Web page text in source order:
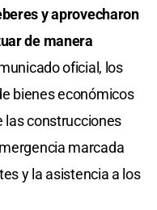
y aprovecharon
de manera
oficial, los
bienes económicos
las construcciones
marcada
y la asistencia a los